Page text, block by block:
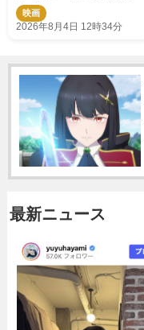
勘案し」
映画
2026年8月4日 12時34分
最新ニュース